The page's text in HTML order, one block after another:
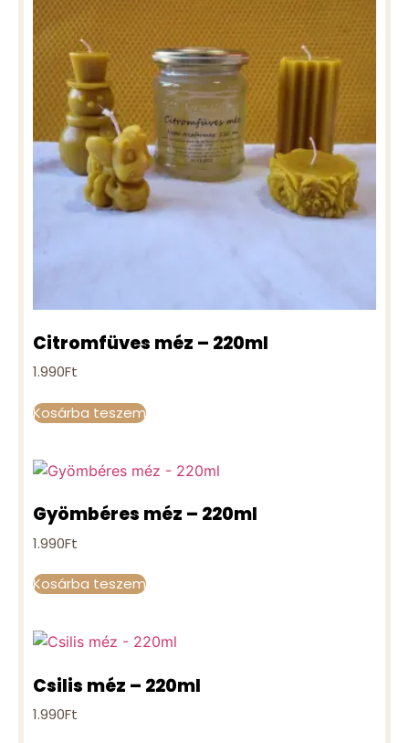
Citromfüves méz – 220ml
1.990Ft
Kosárba teszem
Gyömbéres méz – 220ml
1.990Ft
Kosárba teszem
Csilis méz – 220ml
1.990Ft